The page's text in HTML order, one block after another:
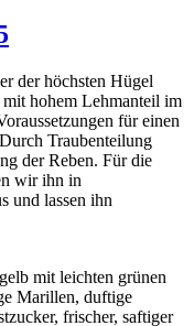
der höchsten Hügel
hohem Lehmanteil im
für einen
Traubenteilung
der Reben. Für die
wir ihn in
und lassen ihn
mit leichten grünen
Marillen, duftige
frischer, saftiger